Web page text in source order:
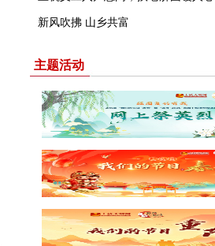
新风吹拂 山乡共富
主题活动